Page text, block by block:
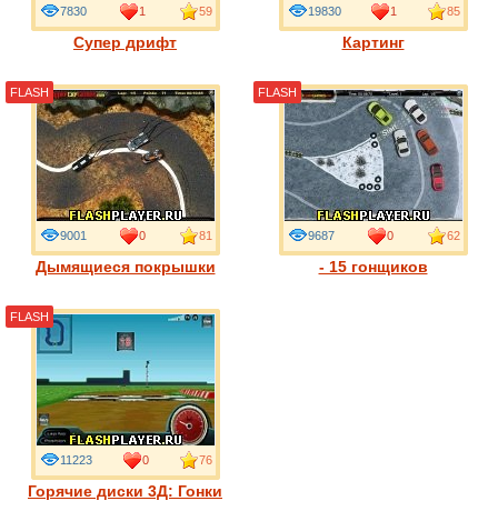
Супер дрифт
7830 1 59
Картинг
19830 1 85
Дымящиеся покрышки
9001 0 81
FLASH
- 15 гонщиков
9687 0 62
FLASH
Горячие диски 3Д: Гонки
11223 0 76
FLASH